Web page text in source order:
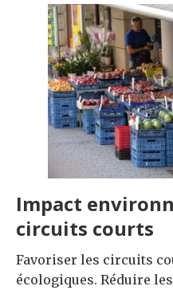
Impact
circuits courts
Favoriser les circuits
écologiques. Réduire